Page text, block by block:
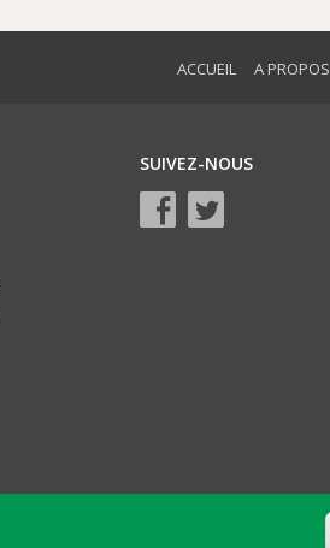
ACCUEIL A PROPOS
SUIVEZ-NOUS